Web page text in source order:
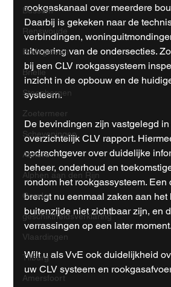
Bussum
Renswoude
Bodegraven
Brielle
Steenbergen
Zoetermeer
Scheveningen
Almere
Alphen aan den Rijn
Gouda
geschiktheidsverklaring
Vlaardingen
Tilburg
Amersfoort
rookgaskanaal over meerdere
Daarbij is gekeken naar de
verbindingen,
uitvoering van de ondersecties.
bij een CLV rookgassysteem
inzicht in de opbouw en de
systeem.
De bevindingen zijn vastgelegd in
overzichtelijk CLV rapport.
opdrachtgever over duidelijke
beheer, onderhoud en
rondom het rookgassysteem.
brengt nu eenmaal zaken aan
buitenzijde niet zichtbaar zijn, en
verrassingen op een later moment.
Wilt u als VvE ook duidelijkheid
uw CLV systeem en